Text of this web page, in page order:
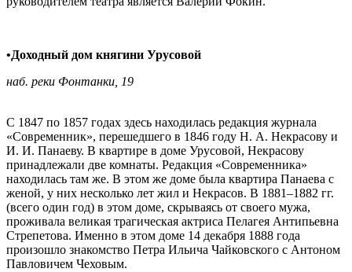
•Доходный дом княгини Урусовой
наб. реки Фонтанки, 19
С 1847 по 1857 годах здесь находилась редакция журнала
«Современник», перешедшего в 1846 году Н. А. Некрасову и
И. И. Панаеву. В квартире в доме Урусовой, Некрасову
принадлежали две комнаты. Редакция «Современника»
находилась там же. В этом же доме была квартира Панаева с
женой, у них несколько лет жил и Некрасов. В 1881–1882 гг.
(всего один год) в этом доме, скрываясь от своего мужа,
проживала великая трагическая актриса Пелагея Антипьевна
Стрепетова. Именно в этом доме 14 декабря 1888 года
произошло знакомство Петра Ильича Чайковского с Антоном
Павловичем Чеховым.